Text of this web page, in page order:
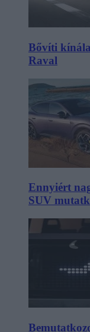
Bővíti
Raval
Ennyiért
SUV